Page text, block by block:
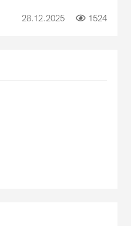
28.12.2025 1524